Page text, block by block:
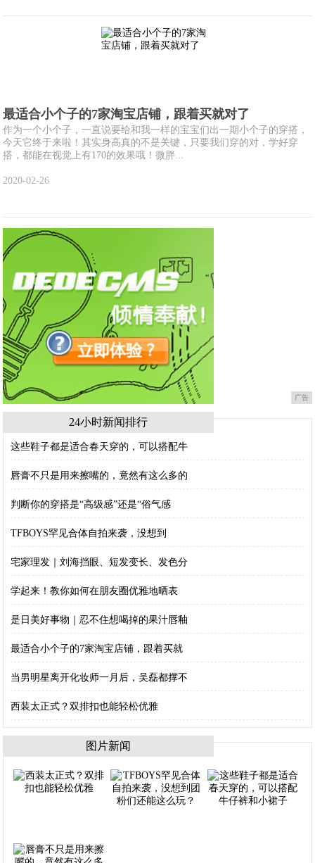
最适合小个子的7家淘宝店铺，跟着买就对了
作为一个小个子，一直说要给和我一样的宝宝们出一期小个子的穿搭，
今天它终于来啦！其实身高真的不是关键，只要我们穿的对，学好穿
搭，都能在视觉上有170的效果哦！微胖...
2020-02-26
广告
24小时新闻排行
这些鞋子都是适合春天穿的，可以搭配牛
唇膏不只是用来擦嘴的，竟然有这么多的
判断你的穿搭是“高级感”还是“俗气感
TFBOYS罕见合体自拍来袭，没想到
宅家理发｜刘海挡眼、短发变长、发色分
学起来！教你如何在朋友圈优雅地晒表
是日美好事物｜忍不住想喝掉的果汁唇釉
最适合小个子的7家淘宝店铺，跟着买就
当男明星离开化妆师一月后，吴磊都撑不
西装太正式？双排扣也能轻松优雅
图片新闻